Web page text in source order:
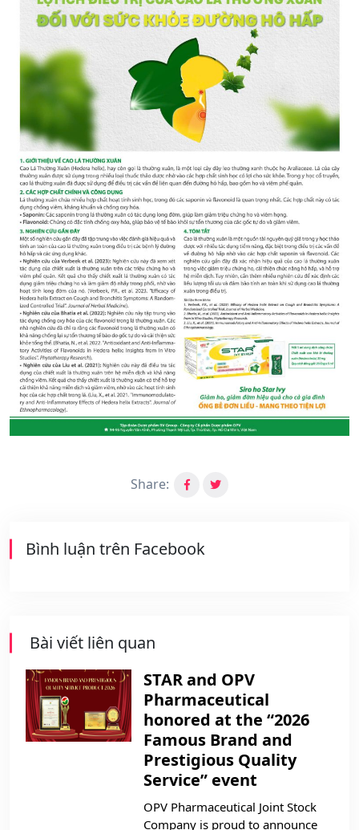
Share:
Bình luận trên Facebook
Bài viết liên quan
STAR and OPV
Pharmaceutical
honored at the “2026
Famous Brand and
Prestigious Quality
Service” event
OPV Pharmaceutical Joint Stock
Company is proud to announce